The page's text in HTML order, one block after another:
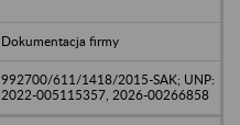
Dokumentacja firmy
992700/611/1418/2015-SAK; UNP:
2022-005115357, 2026-00266858